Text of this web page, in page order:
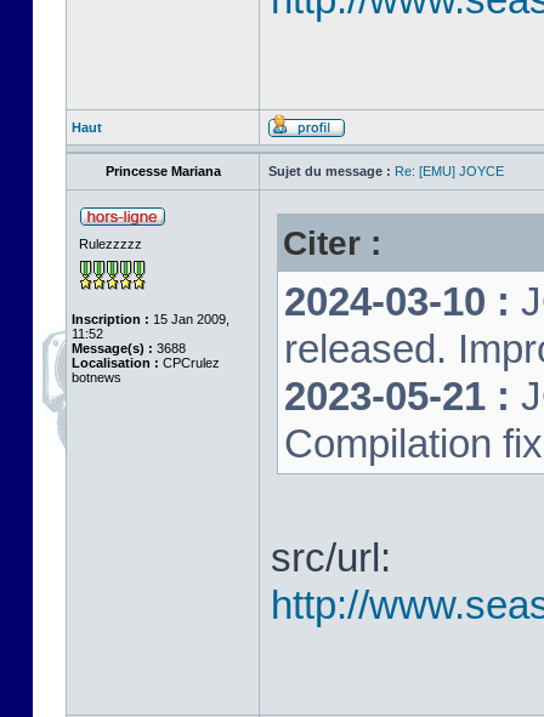
Haut
Princesse Mariana Sujet du message : Re: [EMU] JOYCE
Rulezzzzz
Inscription : 15 Jan 2009,
11:52
Message(s) : 3688
Localisation : CPCrulez
botnews
Citer :
2024-03-10 :
released.
2023-05-21 :
Compilation
src/url:
http://